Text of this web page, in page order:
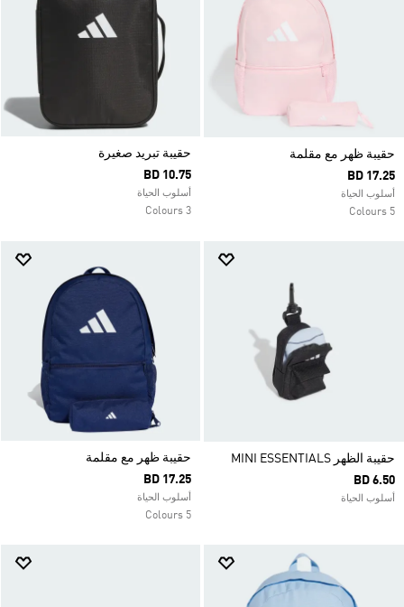
حقيبة ظهر مع مقلمة
BD 17.25
أسلوب الحياة
5 Colours
حقيبة تبريد صغيرة
BD 10.75
أسلوب الحياة
3 Colours
حقيبة الظهر MINI ESSENTIALS
BD 6.50
أسلوب الحياة
حقيبة ظهر مع مقلمة
BD 17.25
أسلوب الحياة
5 Colours